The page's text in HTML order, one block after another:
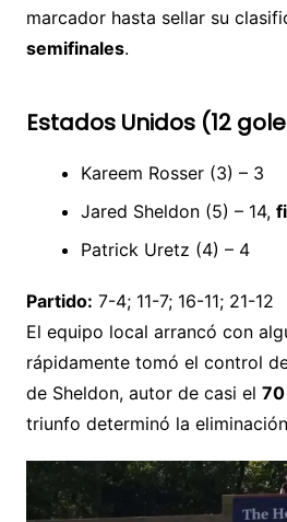
marcador hasta sellar su
semifinales.
Estados Unidos (12
Kareem Rosser (3) – 3
Jared Sheldon (5) – 14,
Patrick Uretz (4) – 4
Partido: 7-4; 11-7; 16-11; 21-12
El equipo local arrancó con
rápidamente tomó el control
de Sheldon, autor de casi el 70
triunfo determinó la